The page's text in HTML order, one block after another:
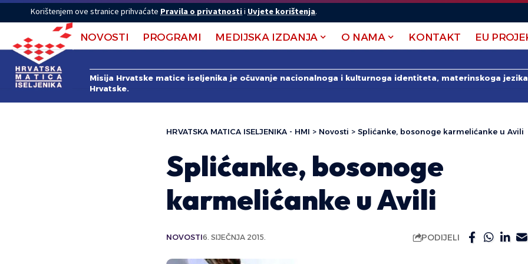
Korištenjem ove stranice prihvaćate Pravila o privatnostii Uvjete korištenja.
NOVOSTI PROGRAMI MEDIJSKA IZDANJA O NAMA KONTAKT EU
Misija Hrvatske matice iseljenika je očuvanje nacionalnoga i kulturnoga identiteta, materinskoga
Hrvatske.
HRVATSKA MATICA ISELJENIKA - HMI > Novosti > Splićanke, bosonoge karmelićanke u Avili
Splićanke, bosonoge
karmelićanke u Avili
NOVOSTI6. SIJEČNJA 2015. PODIJELI